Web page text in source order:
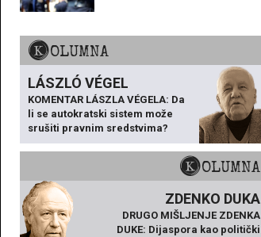
KOLUMNA
LÁSZLÓ VÉGEL
KOMENTAR LÁSZLA VÉGELA: Da
li se autokratski sistem može
srušiti pravnim sredstvima?
KOLUMNA
ZDENKO DUKA
DRUGO MIŠLJENJE ZDENKA
DUKE: Dijaspora kao politički